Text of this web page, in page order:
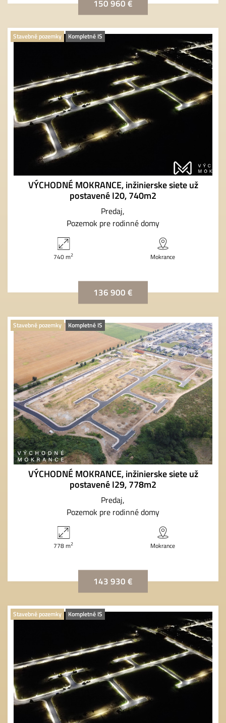
150 960 €
Stavebné pozemky Kompletné IS
VÝCHODNÉ MOKRANCE, inžinierske siete už
postavené I20, 740m2
Predaj
Pozemok pre rodinné domy
740 m2 Mokrance
136 900 €
Stavebné pozemky Kompletné IS
VÝCHODNÉ MOKRANCE, inžinierske siete už
postavené I29, 778m2
Predaj
Pozemok pre rodinné domy
778 m2 Mokrance
143 930 €
Stavebné pozemky Kompletné IS